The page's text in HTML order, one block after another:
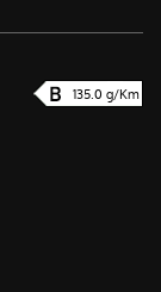
135.0 g/Km